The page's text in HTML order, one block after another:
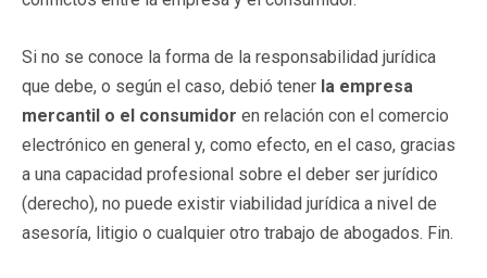
Si no se conoce la forma de la responsabilidad jurídica
que debe, o según el caso, debió tener la empresa
mercantil o el consumidor en relación con el comercio
electrónico en general y, como efecto, en el caso, gracias
a una capacidad profesional sobre el deber ser jurídico
(derecho), no puede existir viabilidad jurídica a nivel de
asesoría, litigio o cualquier otro trabajo de abogados. Fin.